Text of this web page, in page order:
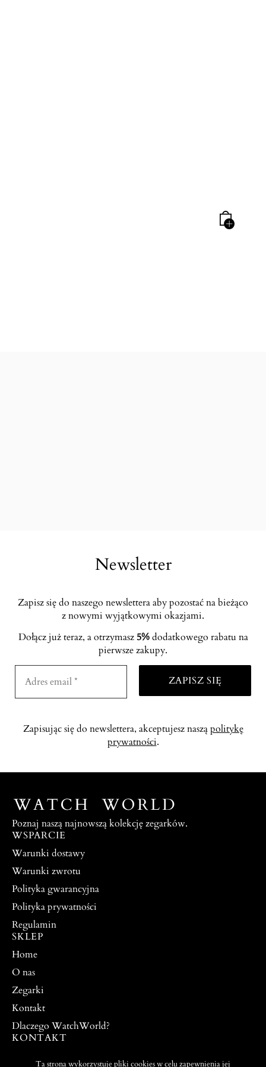
Newsletter
Zapisz się do naszego newslettera aby pozostać na bieżąco
z nowymi wyjątkowymi okazjami.
Dołącz już teraz, a otrzymasz 5%dodatkowego rabatu na
pierwsze zakupy.
Zapisując się do newslettera, akceptujesz nasząpolitykę
prywatności.
Poznaj naszą najnowszą kolekcję zegarków.
WSPARCIE
Warunki dostawy
Warunki zwrotu
Polityka gwarancyjna
Polityka prywatności
Regulamin
SKLEP
Home
O nas
Zegarki
Kontakt
Dlaczego WatchWorld?
KONTAKT
Ta strona wykorzystuje pliki cookies w celu zapewnienia jej